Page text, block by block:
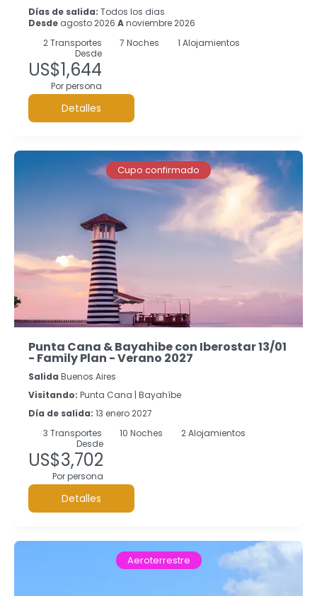
Días de salida: Todos los dias
Desde agosto 2026 Anoviembre 2026
2Transportes 7 Noches
1 Alojamientos
Desde
US$1,644
Por persona
Detalles
Cupo confirmado
Punta Cana & Bayahibe con Iberostar 13/01
- Family Plan - Verano 2027
Salida Buenos Aires
Visitando: Punta Cana | Bayahíbe
Día de salida: 13 enero 2027
3 Transportes 10 Noches
2 Alojamientos
Desde
US$3,702
Por persona
Detalles
Aeroterrestre